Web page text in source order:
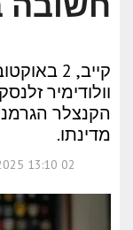
וולודימיר
הקנצלר
מדינתו.
02 Ekim 2025 13:10